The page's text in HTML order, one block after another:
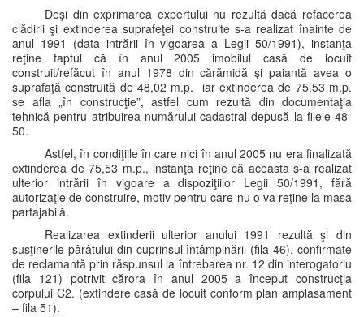
Deşi din exprimarea expertului nu rezultă dacă refacerea
clădirii şi extinderea suprafeţei construite s-a realizat înainte de
anul 1991 (data intrării în vigoarea a Legii 50/1991), instanţa
reţine faptul că în anul 2005 imobilul casă de locuit
construit/refăcut în anul 1978 din cărămidă şi paiantă avea o
suprafaţă construită de 48,02 m.p. iar extinderea de 75,53 m.p.
se afla „în construcţie”, astfel cum rezultă din documentaţia
tehnică pentru atribuirea numărului cadastral depusă la filele 48-
50.
Astfel, în condiţiile în care nici în anul 2005 nu era finalizată
extinderea de 75,53 m.p., instanţa reţine că aceasta s-a realizat
ulterior intrării în vigoare a dispoziţiilor Legii 50/1991, fără
autorizaţie de construire, motiv pentru care nu o va reţine la masa
partajabilă.
Realizarea extinderii ulterior anului 1991 rezultă şi din
susţinerile pârâtului din cuprinsul întâmpinării (fila 46), confirmate
de reclamantă prin răspunsul la întrebarea nr. 12 din interogatoriu
(fila 121) potrivit cărora în anul 2005 a început construcţia
corpului C2. (extindere casă de locuit conform plan amplasament
– fila 51).